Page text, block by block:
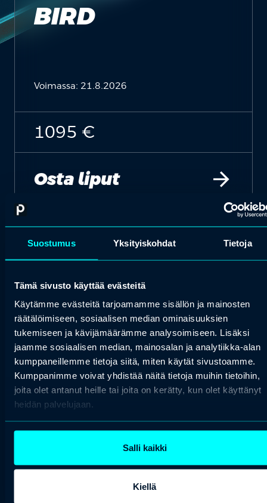
Suostumus Yksityiskohdat Tietoja
Tämä sivusto käyttää evästeitä
Käytämme evästeitä tarjoamamme sisällön ja mainosten
räätälöimiseen, sosiaalisen median ominaisuuksien
tukemiseen ja kävijämäärämme analysoimiseen. Lisäksi
jaamme sosiaalisen median, mainosalan ja analytiikka-alan
kumppaneillemme tietoja siitä, miten käytät sivustoamme.
Kumppanimme voivat yhdistää näitä tietoja muihin tietoihin,
joita olet antanut heille tai joita on kerätty, kun olet käyttänyt
heidän palvelujaan.
Salli kaikki
Kiellä
BIRD
Voimassa: 21.8.2026
1095 €
Osta liput arrow_forward
NORMAALI
1195 €
Osta liput arrow_forward